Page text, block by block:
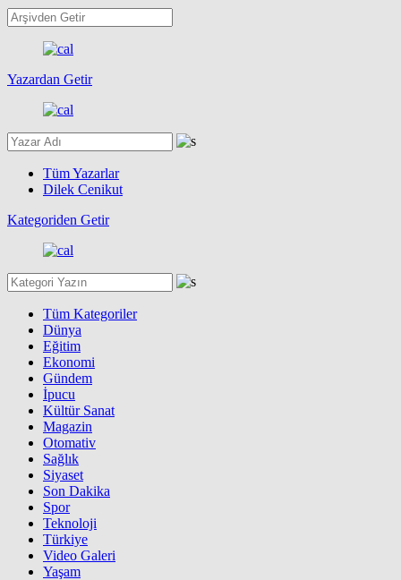
Yazardan Getir
Tüm Yazarlar
Dilek Cenikut
Kategoriden Getir
Tüm Kategoriler
Dünya
Eğitim
Ekonomi
Gündem
İpucu
Kültür Sanat
Magazin
Otomativ
Sağlık
Siyaset
Son Dakika
Spor
Teknoloji
Türkiye
Video Galeri
Yaşam